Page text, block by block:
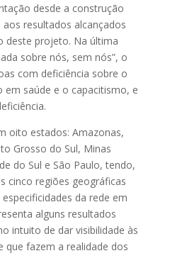
desde a construção
resultados alcançados
deste projeto. Na última
sobre nós, sem nós”, o
com deficiência sobre o
em saúde e o capacitismo, e
oito estados: Amazonas,
Grosso do Sul, Minas
do Sul e São Paulo, tendo,
cinco regiões geográficas
da rede em
alguns resultados
intuito de dar visibilidade às
que fazem a realidade dos